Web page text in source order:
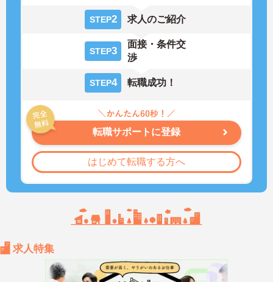
STEP2 求人のご紹介
STEP3
面接・条件交
渉
STEP4 転職成功！
転職サポートに登録
はじめて転職する方へ
求人特集